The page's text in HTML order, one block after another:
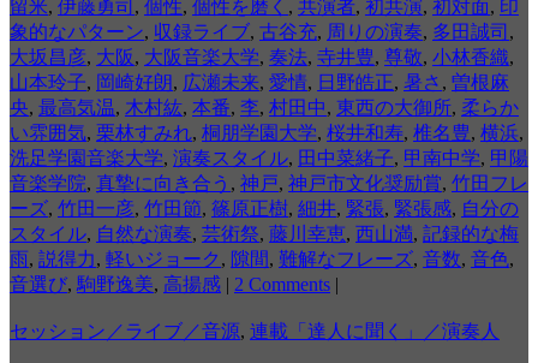
留米, 伊藤勇司 , 個性, 個性を磨く , 共演者, 初共演, 初対面, 印
象的なパターン, 収録ライブ, 古谷充, 周りの演奏, 多田誠司 ,
大坂昌彦, 大阪, 大阪音楽大学, 奏法, 寺井豊, 尊敬, 小林香織,
山本玲子, 岡崎好朗, 広瀬未来, 愛情, 日野皓正, 暑さ , 曽根麻
央, 最高気温, 木村紘, 本番, 李, 村田中, 東西の大御所, 柔らか
い雰囲気, 栗林すみれ, 桐朋学園大学, 桜井和寿, 椎名豊, 横浜,
洗足学園音楽大学, 演奏スタイル, 田中菜緒子, 甲南中学, 甲陽
音楽学院, 真摯に向き合う , 神戸, 神戸市文化奨励賞, 竹田フレ
ーズ, 竹田一彦, 竹田節, 篠原正樹, 細井, 緊張, 緊張感, 自分の
スタイル, 自然な演奏, 芸術祭, 藤川幸恵, 西山満, 記録的な梅
雨, 説得力, 軽いジョーク , 隙間, 難解なフレーズ, 音数, 音色,
音選び, 駒野逸美, 高揚感 | 2 Comments |
セッション／ライブ／音源, 連載「達人に聞く」／演奏人